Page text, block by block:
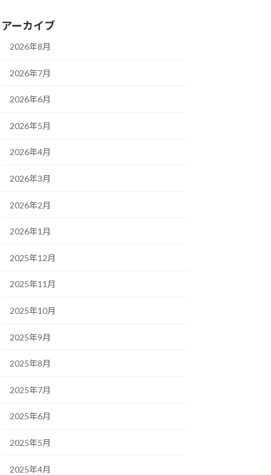
アーカイブ
2026年8月
2026年7月
2026年6月
2026年5月
2026年4月
2026年3月
2026年2月
2026年1月
2025年12月
2025年11月
2025年10月
2025年9月
2025年8月
2025年7月
2025年6月
2025年5月
2025年4月